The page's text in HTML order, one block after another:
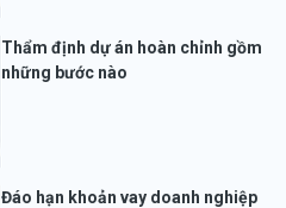
Thẩm định dự án hoàn chỉnh gồm
những bước nào
Đáo hạn khoản vay doanh nghiệp